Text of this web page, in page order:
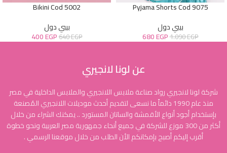
Pyjama Shorts Cod 9075
بيبي دول
1.090EGP
680EGP
Bikini Cod 5002
بيبي دول
640EGP
400EGP
عن لونا لانجيري
شركة لونا لانجيري رواد صناعة ملابس اللانجيري والملابس الداخلية في مصر
منذ عام 1990 دائماً ما نسعى لتقديم أحدث موديلات اللانجيري المُصنعة
بإستخدام أجود أنواع الأقمشة والساتان المستورد .. يمكنك الشراء من خلال
أكثر من 300 موزع للشركة في جميع أنحاء جمهورية مصر العربية ونحو خطوة
أقرب إليكم أصبح بإمكانكم الأن الطلب من خلال موقعنا الرسمي .